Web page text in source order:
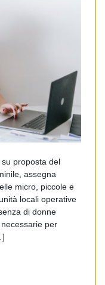
proposta del
assegna
micro, piccole e
locali operative
di donne
per